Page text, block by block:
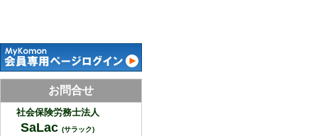
お問合せ
社会保険労務士法人
SaLac (サラック)